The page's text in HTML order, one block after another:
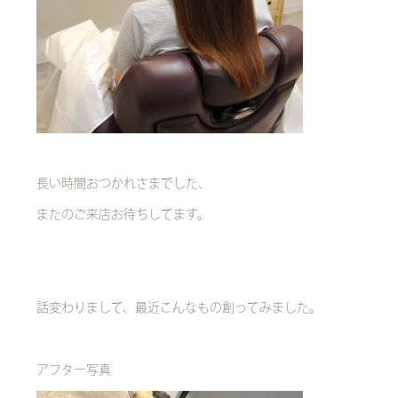
長い時間おつかれさまでした、
またのご来店お待ちしてます。
話変わりまして、最近こんなもの創ってみました。
アフター写真